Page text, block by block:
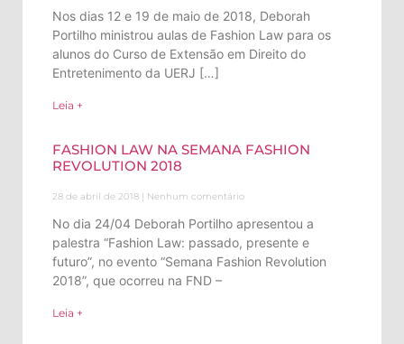
Nos dias 12 e 19 de maio de 2018, Deborah
Portilho ministrou aulas de Fashion Law para os
alunos do Curso de Extensão em Direito do
Entretenimento da UERJ […]
Leia +
FASHION LAW NA SEMANA FASHION
REVOLUTION 2018
28 de abril de 2018 Nenhum comentário
No dia 24/04 Deborah Portilho apresentou a
palestra “Fashion Law: passado, presente e
futuro”, no evento “Semana Fashion Revolution
2018”, que ocorreu na FND –
Leia +